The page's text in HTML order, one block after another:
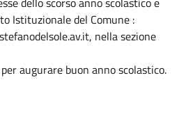
Istituzionale del Comune :
nella sezione
augurare buon anno scolastico.